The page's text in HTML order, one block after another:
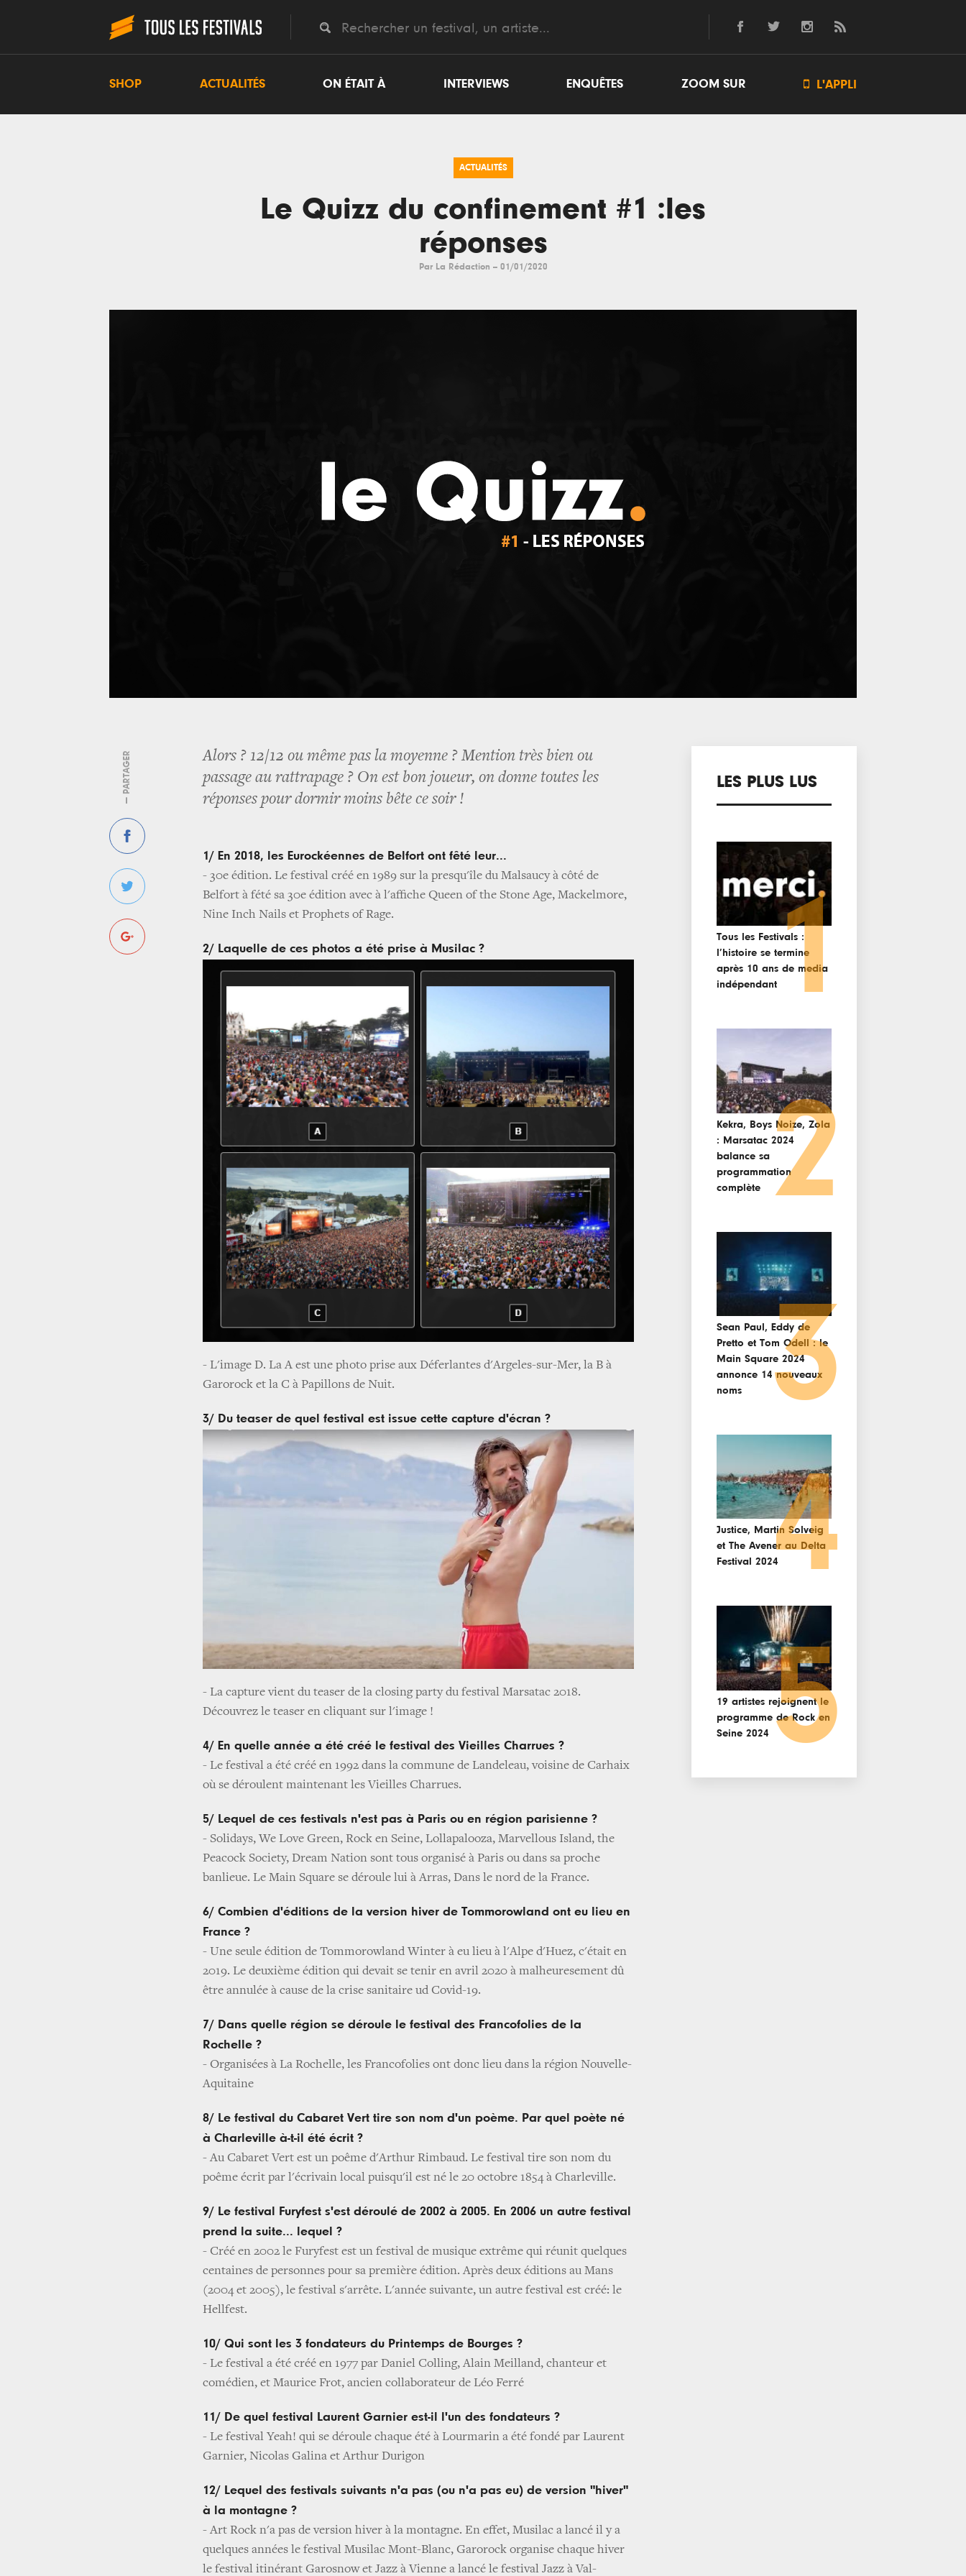
SHOP ACTUALITÉS ON ÉTAIT À INTERVIEWS ENQUÊTES ZOOM SUR  L'APPLI
ACTUALITÉS
Le Quizz du confinement #1 :les
réponses
Par La Rédaction -- 01/01/2020
— PARTAGER
Alors ? 12/12 ou même pas la moyenne ? Mention très bien ou
passage au rattrapage ? On est bon joueur, on donne toutes les
réponses pour dormir moins bête ce soir !
1/ En 2018, les Eurockéennes de Belfort ont fêté leur...
- 30e édition. Le festival créé en 1989 sur la presqu'île du Malsaucy à côté de
Belfort à fété sa 30e édition avec à l'affiche Queen of the Stone Age, Mackelmore,
Nine Inch Nails et Prophets of Rage.
2/ Laquelle de ces photos a été prise à Musilac ?
- L'image D. La A est une photo prise aux Déferlantes d'Argeles-sur-Mer, la B à
Garorock et la C à Papillons de Nuit.
3/ Du teaser de quel festival est issue cette capture d'écran ?
- La capture vient du teaser de la closing party du festival Marsatac 2018.
Découvrez le teaser en cliquant sur l'image !
4/ En quelle année a été créé le festival des Vieilles Charrues ?
- Le festival a été créé en 1992 dans la commune de Landeleau, voisine de Carhaix
où se déroulent maintenant les Vieilles Charrues.
5/ Lequel de ces festivals n'est pas à Paris ou en région parisienne ?
- Solidays, We Love Green, Rock en Seine, Lollapalooza, Marvellous Island, the
Peacock Society, Dream Nation sont tous organisé à Paris ou dans sa proche
banlieue. Le Main Square se déroule lui à Arras, Dans le nord de la France.
6/ Combien d'éditions de la version hiver de Tommorowland ont eu lieu en
France ?
- Une seule édition de Tommorowland Winter à eu lieu à l'Alpe d'Huez, c'était en
2019. Le deuxième édition qui devait se tenir en avril 2020 à malheuresement dû
être annulée à cause de la crise sanitaire ud Covid-19.
7/ Dans quelle région se déroule le festival des Francofolies de la
Rochelle ?
- Organisées à La Rochelle, les Francofolies ont donc lieu dans la région Nouvelle-
Aquitaine
8/ Le festival du Cabaret Vert tire son nom d'un poème. Par quel poète né
à Charleville à-t-il été écrit ?
- Au Cabaret Vert est un poême d'Arthur Rimbaud. Le festival tire son nom du
poême écrit par l'écrivain local puisqu'il est né le 20 octobre 1854 à Charleville.
9/ Le festival Furyfest s'est déroulé de 2002 à 2005. En 2006 un autre festival
prend la suite... lequel ?
- Créé en 2002 le Furyfest est un festival de musique extrême qui réunit quelques
centaines de personnes pour sa première édition. Après deux éditions au Mans
(2004 et 2005), le festival s'arrête. L'année suivante, un autre festival est créé: le
Hellfest.
10/ Qui sont les 3 fondateurs du Printemps de Bourges ?
- Le festival a été créé en 1977 par Daniel Colling, Alain Meilland, chanteur et
comédien, et Maurice Frot, ancien collaborateur de Léo Ferré
11/ De quel festival Laurent Garnier est-il l'un des fondateurs ?
- Le festival Yeah! qui se déroule chaque été à Lourmarin a été fondé par Laurent
Garnier, Nicolas Galina et Arthur Durigon
12/ Lequel des festivals suivants n'a pas (ou n'a pas eu) de version "hiver"
à la montagne ?
- Art Rock n'a pas de version hiver à la montagne. En effet, Musilac a lancé il y a
quelques années le festival Musilac Mont-Blanc, Garorock organise chaque hiver
le festival itinérant Garosnow et Jazz à Vienne a lancé le festival Jazz à Val-
LES PLUS LUS
Tous les Festivals :
l’histoire se termine
après 10 ans de media
indépendant1
Kekra, Boys Noize, Zola
: Marsatac 2024
balance sa
programmation
complète
2
Sean Paul, Eddy de
Pretto et Tom Odell : le
Main Square 2024
annonce 14 nouveaux
noms
3
Justice, Martin Solveig
et The Avener au Delta
Festival 20244
19 artistes rejoignent le
programme de Rock en
Seine 2024 5